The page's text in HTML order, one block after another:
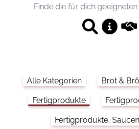
Finde die für dich
Alle Kategorien Brot &
Fertigprodukte
Fertigprodukte,